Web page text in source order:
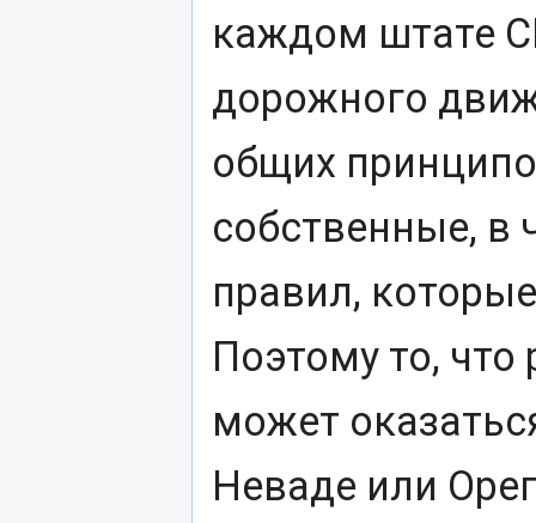
каждом штате
дорожного
общих
собственные, в
правил,
Поэтому то,
может
Неваде или